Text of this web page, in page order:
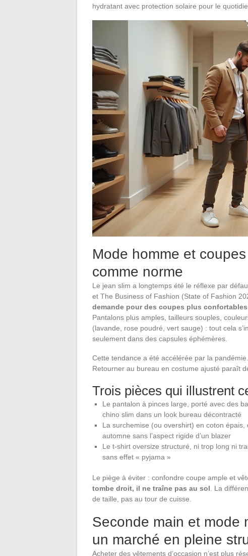
hydratant avec protection solaire pour le
Mode homme et
comme norme
Le jean slim a longtemps été le réflexe par
et The Business of Fashion (State of Fashion
demande pour des coupes plus
Pantalons plus amples, tailleurs souples,
(lavande, rose poudré, vert sauge) : tout cela
seulement dans des capsules éphémères.
Cette tendance a été accélérée par la
Retourner au bureau en costume ajusté paraît
Trois pièces qui illustrent
Le pantalon à pinces large, porté avec des
chino slim dans un look bureau décontracté
La surchemise (ou overshirt) en coton
automne sans l’aspect rigide d’un blazer
Le t-shirt oversize structuré, ni trop long ni
sans effet « pyjama »
Le piège à éviter : confondre coupe ample et
tombe droit, il ne traîne pas au sol . La
de taille, pas au tour de cuisse.
Seconde main et mode
un marché en pleine
Acheter des vêtements d’occasion n’est plus